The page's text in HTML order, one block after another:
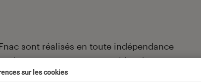
sont réalisés en toute indépendance
depuis 1972. Les responsables de tests
à leur expertise, et aux équipements de
sur les cookies